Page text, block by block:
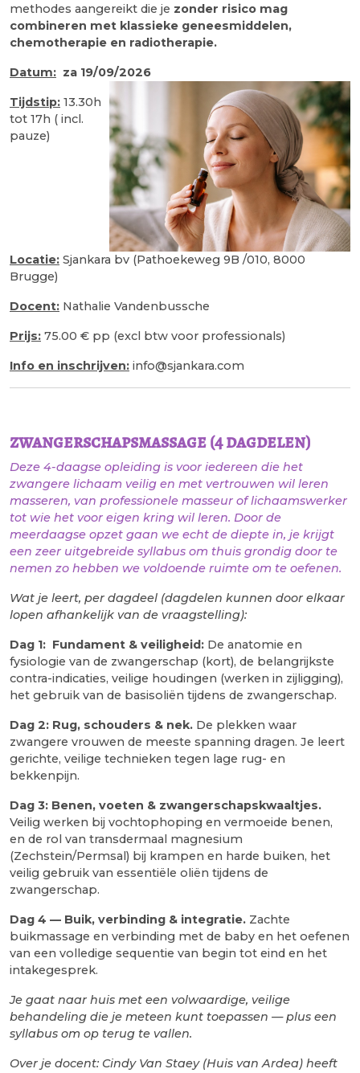
methodes aangereikt die je zonder risico mag
combineren met klassieke geneesmiddelen,
chemotherapie en radiotherapie.
Datum: za 19/09/2026
Tijdstip: 13.30h
tot 17h ( incl.
pauze)
Locatie: Sjankara bv (Pathoekeweg 9B /010, 8000
Brugge)
Docent: Nathalie Vandenbussche
Prijs: 75.00 € pp (excl btw voor professionals)
Info en inschrijven: info@sjankara.com
zwangerschapsmassage (4 dagdelen)
Deze 4-daagse opleiding is voor iedereen die het
zwangere lichaam veilig en met vertrouwen wil leren
masseren, van professionele masseur of lichaamswerker
tot wie het voor eigen kring wil leren. Door de
meerdaagse opzet gaan we echt de diepte in, je krijgt
een zeer uitgebreide syllabus om thuis grondig door te
nemen zo hebben we voldoende ruimte om te oefenen.
Wat je leert, per dagdeel (dagdelen kunnen door elkaar
lopen afhankelijk van de vraagstelling):
Dag 1: Fundament & veiligheid: De anatomie en
fysiologie van de zwangerschap (kort), de belangrijkste
contra-indicaties, veilige houdingen (werken in zijligging),
het gebruik van de basisoliën tijdens de zwangerschap.
Dag 2: Rug, schouders & nek. De plekken waar
zwangere vrouwen de meeste spanning dragen. Je leert
gerichte, veilige technieken tegen lage rug- en
bekkenpijn.
Dag 3: Benen, voeten & zwangerschapskwaaltjes.
Veilig werken bij vochtophoping en vermoeide benen,
en de rol van transdermaal magnesium
(Zechstein/Permsal) bij krampen en harde buiken, het
veilig gebruik van essentiële oliën tijdens de
zwangerschap.
Dag 4 — Buik, verbinding & integratie. Zachte
buikmassage en verbinding met de baby en het oefenen
van een volledige sequentie van begin tot eind en het
intakegesprek.
Je gaat naar huis met een volwaardige, veilige
behandeling die je meteen kunt toepassen — plus een
syllabus om op terug te vallen.
Over je docent: Cindy Van Staey (Huis van Ardea) heeft